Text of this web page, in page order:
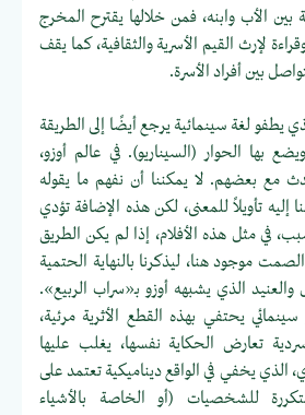
بين الأب وابنه، فمن خلالها يقترح المخرج
لإرث القيم الأسرية والثقافية، كما يقف
بين أفراد الأسرة.
يطفو لغة سينمائية يرجع أيضًا إلى الطريقة
بها الحوار (السيناريو). في عالم أوزو،
مع بعضهم. لا يمكننا أن نفهم ما يقوله
تأويلاً للمعنى، لكن هذه الإضافة تؤدي
في مثل هذه الأفلام، إذا لم يكن الطريق
موجود هنا، ليذكرنا بالنهاية الحتمية
الذي يشبهه أوزو بـ«سراب الربيع».
يحتفي بهذه القطع الأثرية مرئية،
تعارض الحكاية نفسها، يغلب عليها
الذي يخفي في الواقع ديناميكية تعتمد على
للشخصيات (أو الخاصة بالأشياء